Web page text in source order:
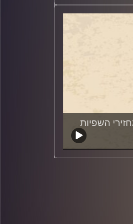
השפיות